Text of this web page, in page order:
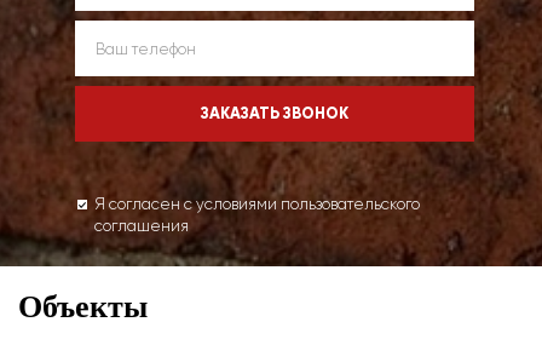
Я согласен с условиями пользовательского
соглашения
Объекты